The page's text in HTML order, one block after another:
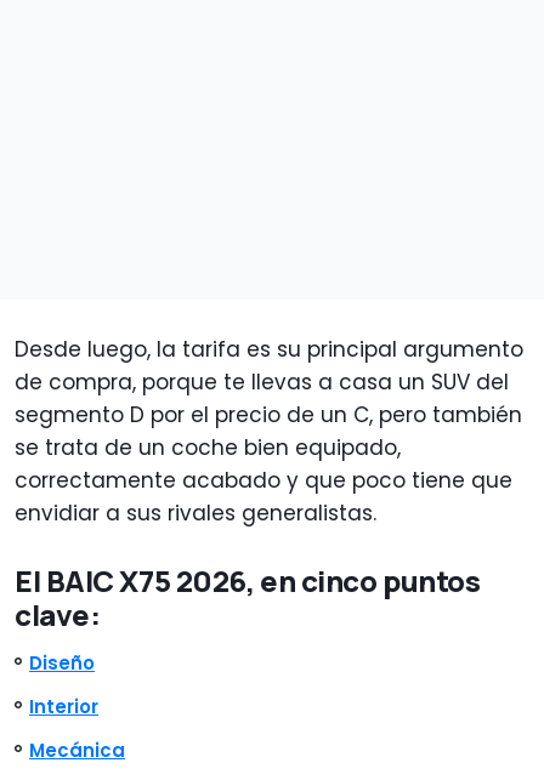
Desde luego, la tarifa es su principal argumento
de compra, porque te llevas a casa un SUV del
segmento D por el precio de un C, pero también
se trata de un coche bien equipado,
correctamente acabado y que poco tiene que
envidiar a sus rivales generalistas.
El BAIC X75 2026, en cinco puntos
clave:
Diseño
Interior
Mecánica